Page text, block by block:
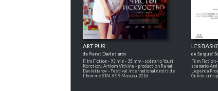
ART PUR
de Renat Davletiarov
Film Fiction - 93 min - 35 mm - scénario Youri
Korotkov, Artiom Vitkine - production Renat
Davletiarov - Festival international droits de
l'homme STALKER Moscou 2016
LES
de Sergueï
Film Fiction
scenario
Legenda
Guilde